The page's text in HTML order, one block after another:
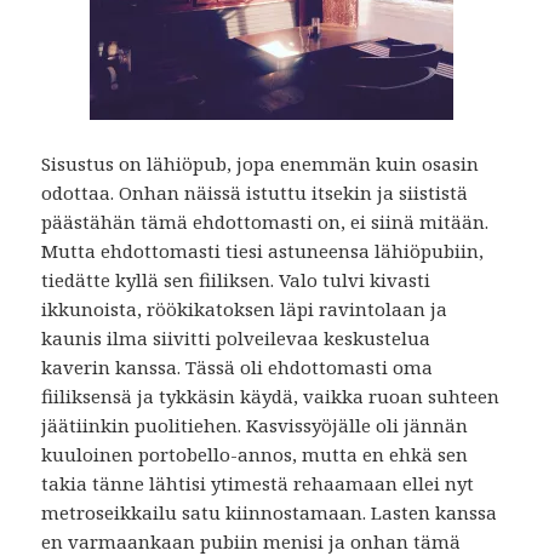
Sisustus on lähiöpub, jopa enemmän kuin osasin
odottaa. Onhan näissä istuttu itsekin ja siististä
päästähän tämä ehdottomasti on, ei siinä mitään.
Mutta ehdottomasti tiesi astuneensa lähiöpubiin,
tiedätte kyllä sen fiiliksen. Valo tulvi kivasti
ikkunoista, röökikatoksen läpi ravintolaan ja
kaunis ilma siivitti polveilevaa keskustelua
kaverin kanssa. Tässä oli ehdottomasti oma
fiiliksensä ja tykkäsin käydä, vaikka ruoan suhteen
jäätiinkin puolitiehen. Kasvissyöjälle oli jännän
kuuloinen portobello-annos, mutta en ehkä sen
takia tänne lähtisi ytimestä rehaamaan ellei nyt
metroseikkailu satu kiinnostamaan. Lasten kanssa
en varmaankaan pubiin menisi ja onhan tämä